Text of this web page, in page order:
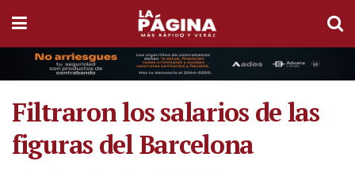
Filtraron los salarios de las
figuras del Barcelona